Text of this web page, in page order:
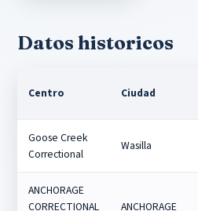
Datos historicos
Centro Ciudad
Goose Creek
Correctional
Wasilla
ANCHORAGE
CORRECTIONAL
ANCHORAGE